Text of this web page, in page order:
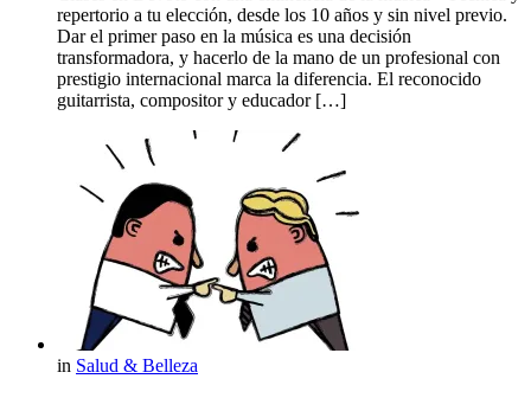
repertorio a tu elección, desde los 10 años y sin nivel previo.
Dar el primer paso en la música es una decisión
transformadora, y hacerlo de la mano de un profesional con
prestigio internacional marca la diferencia. El reconocido
guitarrista, compositor y educador […]
in Salud & Belleza